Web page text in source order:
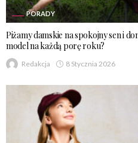
PORADY
Piżamy damskie na spokojny sen i
model na każdą porę roku?
Redakcja 8 Stycznia 2026